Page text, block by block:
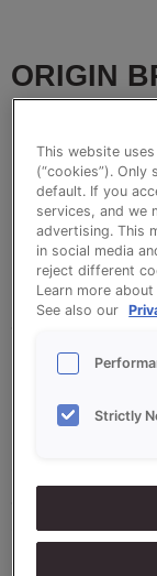
ORIGIN
Origin Brioche
l’emploi pour
riches et
unique en son
produit un
Idéal pour la
Bonne
Conservation
après
Structure de
This website
(“cookies”).
default. If you
services, and we
advertising. This
in social media
reject different
Learn more
See also our
Strictly